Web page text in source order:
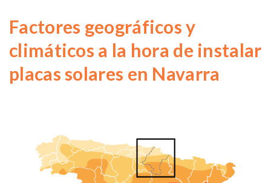
Factores geográficos y
climáticos a la hora de instalar
placas solares en Navarra